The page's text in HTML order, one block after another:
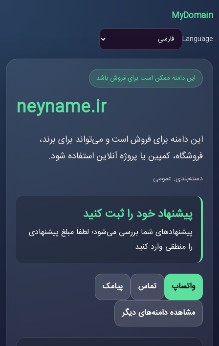
MyDomain
Language
این دامنه ممکن است برای فروش باشد
neyname.ir
این دامنه برای فروش است و می‌تواند برای برند،
فروشگاه، کمپین یا پروژه آنلاین استفاده شود.
دسته‌بندی: عمومی
پیشنهاد خود را ثبت کنید
پیشنهادهای شما بررسی می‌شود؛ لطفاً مبلغ پیشنهادی
را منطقی وارد کنید
واتساپ تماس
پیامک
مشاهده دامنه‌های دیگر